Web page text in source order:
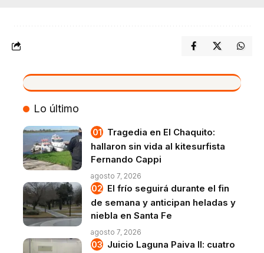
VIVO
Lo último
Tragedia en El Chaquito:
hallaron sin vida al kitesurfista
Fernando Cappi
agosto 7, 2026
El frío seguirá durante el fin
de semana y anticipan heladas y
niebla en Santa Fe
agosto 7, 2026
Juicio Laguna Paiva II: cuatro